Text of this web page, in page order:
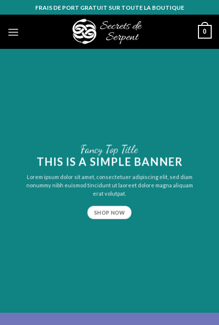
to
content
FRAIS DE PORT GRATUIT SUR TOUTE LA BOUTIQUE
0
Fancy Top Title
THIS IS A SIMPLE BANNER
Lorem ipsum dolor sit amet, consectetuer adipiscing elit, sed diam
nonummy nibh euismod tincidunt ut laoreet dolore magna aliquam
erat volutpat.
SHOP NOW